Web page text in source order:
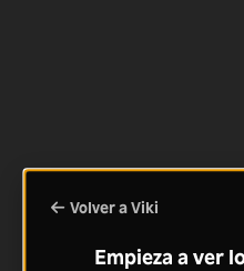
Volver a Viki
Empieza a ver